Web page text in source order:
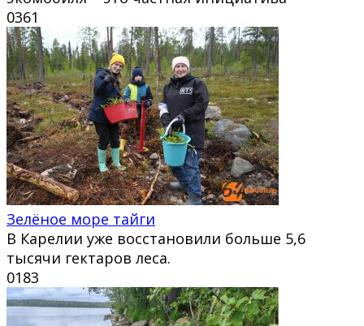
0361
Зелёное море тайги
В Карелии уже восстановили больше 5,6
тысячи гектаров леса.
0183